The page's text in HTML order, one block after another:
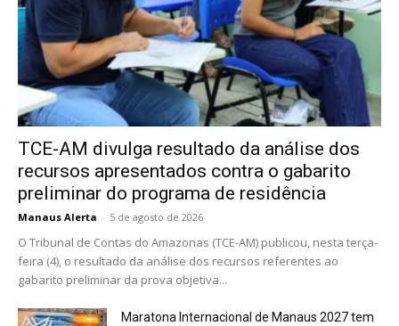
TCE-AM divulga resultado da análise dos
recursos apresentados contra o gabarito
preliminar do programa de residência
Manaus Alerta - 5 de agosto de 2026
O Tribunal de Contas do Amazonas (TCE-AM) publicou, nesta terça-
feira (4), o resultado da análise dos recursos referentes ao
gabarito preliminar da prova objetiva...
Maratona Internacional de Manaus 2027 tem